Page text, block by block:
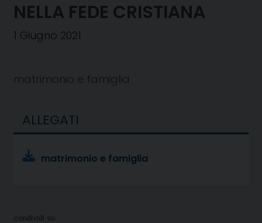
NELLA FEDE CRISTIANA
1 Giugno 2021
matrimonio e famiglia
ALLEGATI
matrimonio e famiglia
condividi su